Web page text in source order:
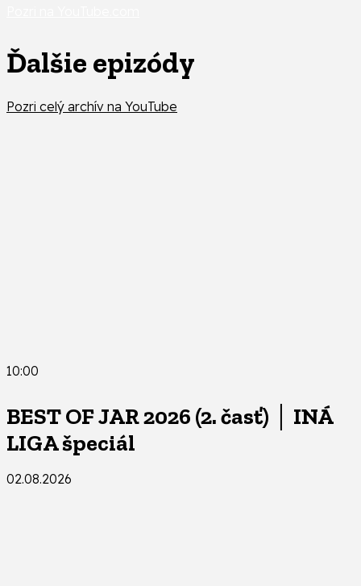
Ďalšie epizódy
Pozri celý archív na YouTube
10:00
BEST OF JAR 2026 (2. časť) │ INÁ
LIGA špeciál
02.08.2026